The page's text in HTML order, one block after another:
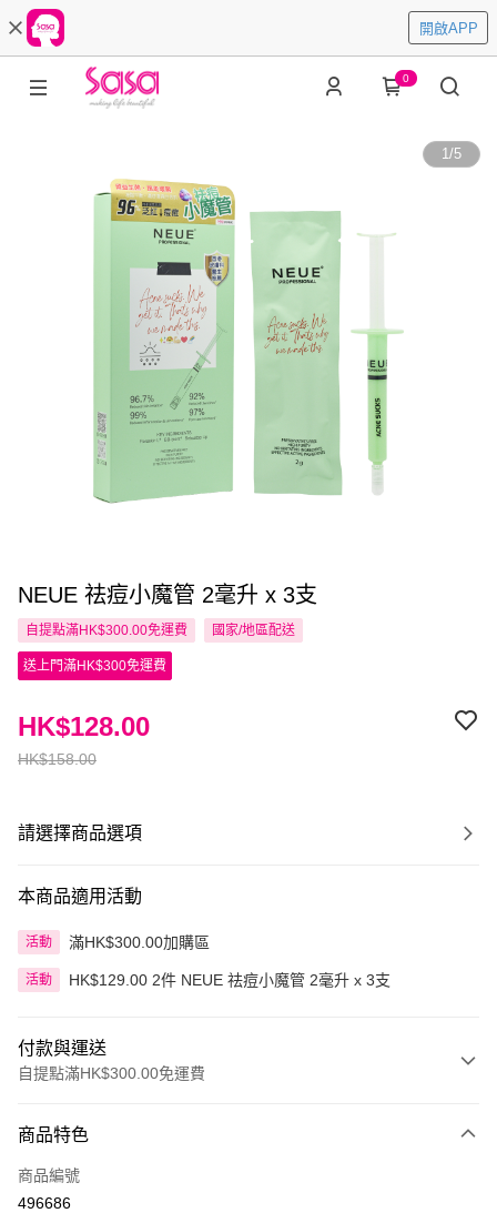
開啟APP
0
1/5
NEUE 祛痘小魔管 2毫升 x 3支
自提點滿HK$300.00免運費 國家/地區配送
送上門滿HK$300免運費
HK$158.00
HK$128.00
請選擇商品選項
本商品適用活動
活動 滿HK$300.00加購區
活動 HK$129.00 2件 NEUE 祛痘小魔管 2毫升 x 3支
付款與運送
自提點滿HK$300.00免運費
信用卡
Apple Pay
商品特色
商品編號
496686